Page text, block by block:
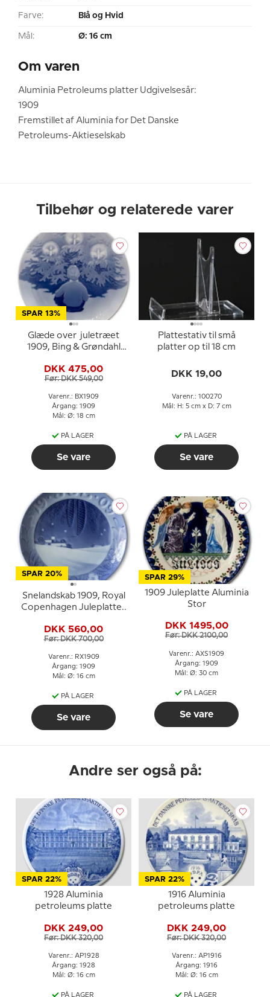
Farve: Blå og Hvid
Mål: Ø: 16 cm
Om varen
Aluminia Petroleums platter Udgivelsesår:
1909
Fremstillet af Aluminia for Det Danske
Petroleums-Aktieselskab
Tilbehør og relaterede varer
SPAR 13%
Glæde over juletræet
1909, Bing & Grøndahl
DKK 475,00
Før: DKK 549,00
Varenr.: BX1909
Årgang: 1909
Mål: Ø: 18 cm
PÅ LAGER
Se vare
Plattestativ til små
platter op til 18 cm
DKK 19,00
Varenr.: 100270
Mål: H: 5 cm x D: 7 cm
PÅ LAGER
Se vare
SPAR 20%
Snelandskab 1909, Royal
Copenhagen Juleplatte..
DKK 560,00
Før: DKK 700,00
Varenr.: RX1909
Årgang: 1909
Mål: Ø: 16 cm
PÅ LAGER
Se vare
SPAR 29%
1909 Juleplatte Aluminia
Stor
DKK 1495,00
Før: DKK 2100,00
Varenr.: AXS1909
Årgang: 1909
Mål: Ø: 30 cm
PÅ LAGER
Se vare
Andre ser også på:
SPAR 22%
1928 Aluminia
petroleums platte
DKK 249,00
Før: DKK 320,00
Varenr.: AP1928
Årgang: 1928
Mål: Ø: 16 cm
PÅ LAGER
SPAR 22%
1916 Aluminia
petroleums platte
DKK 249,00
Før: DKK 320,00
Varenr.: AP1916
Årgang: 1916
Mål: Ø: 16 cm
PÅ LAGER